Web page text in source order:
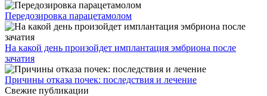
Передозировка парацетамолом
На какой день произойдет имплантация эмбриона после
зачатия
Причины отказа почек: последствия и лечение
Свежие публикации